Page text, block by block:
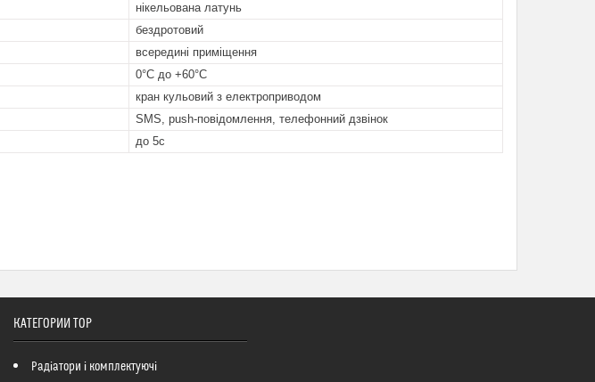
нікельована латунь
бездротовий
всередині приміщення
0°C до +60°C
кран кульовий з електроприводом
SMS, push-повідомлення, телефонний дзвінок
до 5с
КАТЕГОРИИ ТОР
Радіатори і комплектуючі